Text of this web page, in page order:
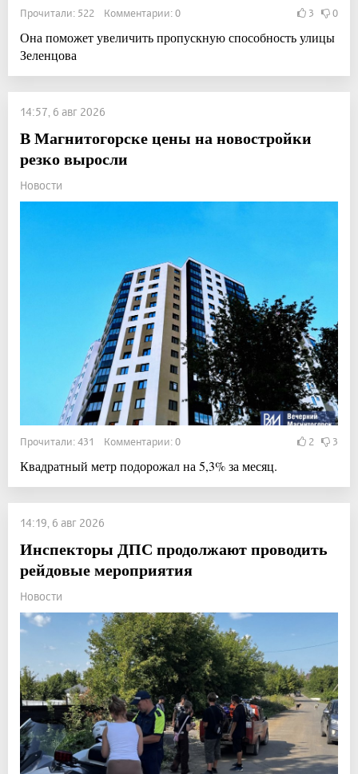
Прочитали: 522 Комментарии: 0 3 0
Она поможет увеличить пропускную способность улицы
Зеленцова
14:57, 6 авг 2026
В Магнитогорске цены на новостройки
резко выросли
Новости
Прочитали: 431 Комментарии: 0 2 3
Квадратный метр подорожал на 5,3% за месяц.
14:19, 6 авг 2026
Инспекторы ДПС продолжают проводить
рейдовые мероприятия
Новости